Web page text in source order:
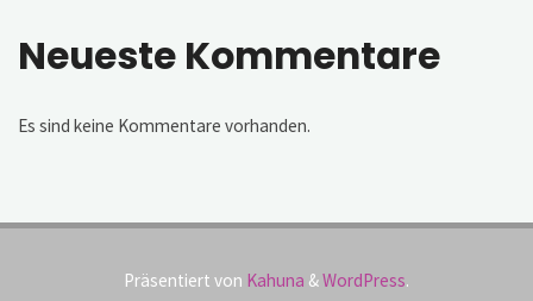
Neueste Kommentare
Es sind keine Kommentare vorhanden.
Präsentiert von Kahuna &WordPress.